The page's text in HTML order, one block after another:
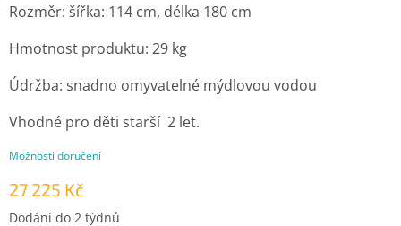
27 225 Kč
Měrná
Dodání do 2 týdnů
Možnosti doručení
Rozměr: šířka: 114 cm, délka 180 cm
Hmotnost produktu: 29 kg
Údržba: snadno omyvatelné mýdlovou vodou
Vhodné pro děti starší 2 let.